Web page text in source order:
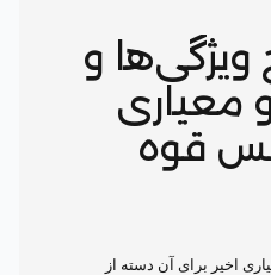
ویژگی‌ها و
معیاری
قوه
اخیر برای آن دسته از